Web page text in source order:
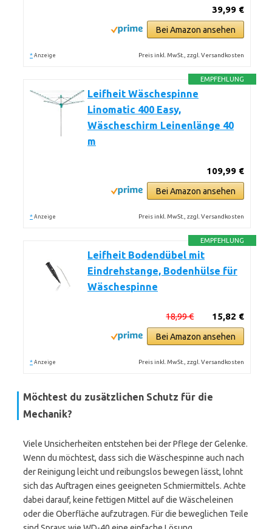
39,99 €
Bei Amazon ansehen
* Anzeige Preis inkl. MwSt., zzgl. Versandkosten
EMPFEHLUNG
Leifheit Wäschespinne
Linomatic 400 Easy,
Wäscheschirm Leinenlänge 40
m
109,99 €
Bei Amazon ansehen
* Anzeige Preis inkl. MwSt., zzgl. Versandkosten
EMPFEHLUNG
Leifheit Bodendübel mit
Eindrehstange, Bodenhülse für
Wäschespinne
15,82 €
18,99 €
Bei Amazon ansehen
* Anzeige Preis inkl. MwSt., zzgl. Versandkosten
Möchtest du zusätzlichen Schutz für die
Mechanik?
Viele Unsicherheiten entstehen bei der Pflege der Gelenke.
Wenn du möchtest, dass sich die Wäschespinne auch nach
der Reinigung leicht und reibungslos bewegen lässt, lohnt
sich das Auftragen eines geeigneten Schmiermittels. Achte
dabei darauf, keine fettigen Mittel auf die Wäscheleinen
oder die Oberfläche aufzutragen. Für die beweglichen Teile